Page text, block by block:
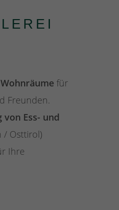
für
Freunden.
von Ess- und
/ Osttirol)
Ihre